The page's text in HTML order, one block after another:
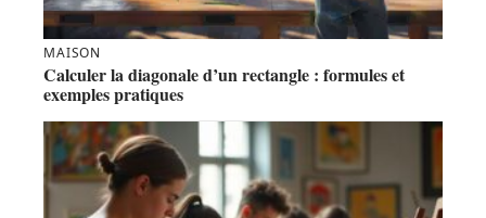
MAISON
Calculer la diagonale d’un rectangle : formules et
exemples pratiques